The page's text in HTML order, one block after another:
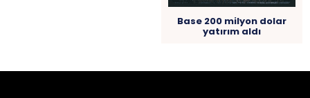
Base 200 milyon dolar
yatırım aldı